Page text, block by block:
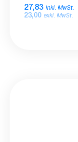
27,83 inkl. MwSt.
23,00 exkl. MwSt.